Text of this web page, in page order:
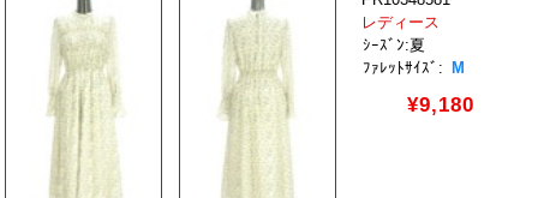
レディース
ｼｰｽﾞﾝ:夏
ﾌｧﾚｯﾄｻｲｽﾞ:
M
¥9,180